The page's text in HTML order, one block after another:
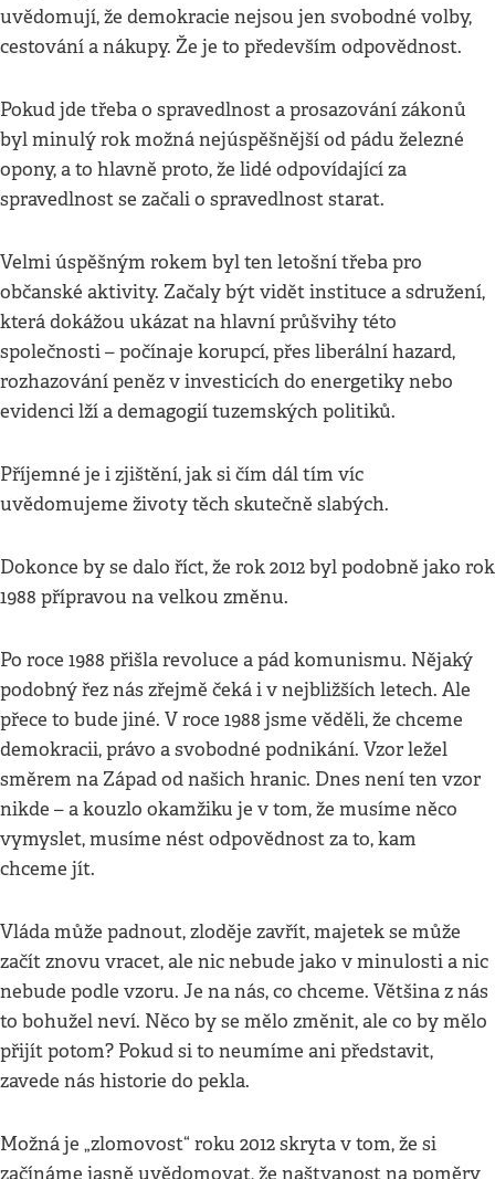
uvědomují, že demokracie nejsou jen svobodné volby,
cestování a nákupy. Že je to především odpovědnost.
Pokud jde třeba o spravedlnost a prosazování zákonů
byl minulý rok možná nejúspěšnější od pádu železné
opony, a to hlavně proto, že lidé odpovídající za
spravedlnost se začali o spravedlnost starat.
Velmi úspěšným rokem byl ten letošní třeba pro
občanské aktivity. Začaly být vidět instituce a sdružení,
která dokážou ukázat na hlavní průšvihy této
společnosti – počínaje korupcí, přes liberální hazard,
rozhazování peněz v investicích do energetiky nebo
evidenci lží a demagogií tuzemských politiků.
Příjemné je i zjištění, jak si čím dál tím víc
uvědomujeme životy těch skutečně slabých.
Dokonce by se dalo říct, že rok 2012 byl podobně jako rok
1988 přípravou na velkou změnu.
Po roce 1988 přišla revoluce a pád komunismu. Nějaký
podobný řez nás zřejmě čeká i v nejbližších letech. Ale
přece to bude jiné. V roce 1988 jsme věděli, že chceme
demokracii, právo a svobodné podnikání. Vzor ležel
směrem na Západ od našich hranic. Dnes není ten vzor
nikde – a kouzlo okamžiku je v tom, že musíme něco
vymyslet, musíme nést odpovědnost za to, kam
chceme jít.
Vláda může padnout, zloděje zavřít, majetek se může
začít znovu vracet, ale nic nebude jako v minulosti a nic
nebude podle vzoru. Je na nás, co chceme. Většina z nás
to bohužel neví. Něco by se mělo změnit, ale co by mělo
přijít potom? Pokud si to neumíme ani představit,
zavede nás historie do pekla.
Možná je „zlomovost“ roku 2012 skryta v tom, že si
začínáme jasně uvědomovat, že naštvanost na poměry